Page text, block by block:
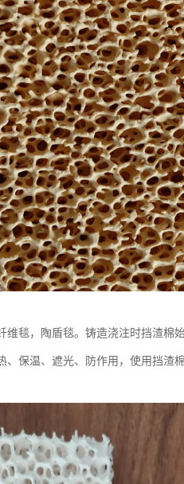
毯，陶盾毯。铸造浇注时挡渣棉
、保温、遮光、防作用，使用挡